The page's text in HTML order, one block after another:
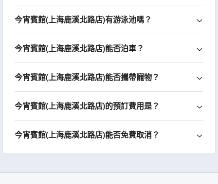
今宵賓館(上海鹿溪北路店)有游泳池嗎？
今宵賓館(上海鹿溪北路店)能否泊車？
今宵賓館(上海鹿溪北路店)能否攜帶寵物？
今宵賓館(上海鹿溪北路店)的預訂費用是？
今宵賓館(上海鹿溪北路店)能否免費取消？